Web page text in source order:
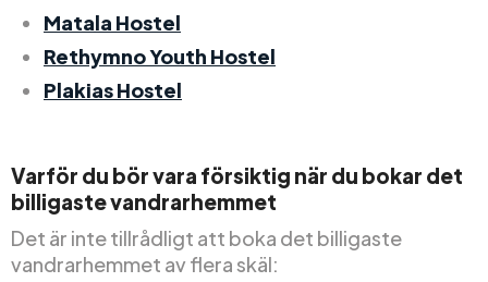
Matala Hostel
Rethymno Youth Hostel
Plakias Hostel
Varför du bör vara försiktig när du bokar det
billigaste vandrarhemmet
Det är inte tillrådligt att boka det billigaste
vandrarhemmet av flera skäl: